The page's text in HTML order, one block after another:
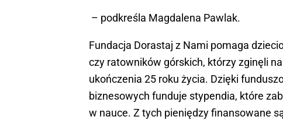
– podkreśla Magdalena Pawlak.
Fundacja Dorastaj z Nami pomaga
czy ratowników górskich, którzy zginęli
ukończenia 25 roku życia. Dzięki
biznesowych funduje stypendia, które
w nauce. Z tych pieniędzy finansowane